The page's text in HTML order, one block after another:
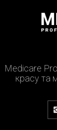
Medicare
красу та